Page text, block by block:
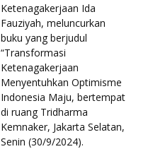
Ketenagakerjaan Ida
Fauziyah, meluncurkan
buku yang berjudul
“Transformasi
Ketenagakerjaan
Menyentuhkan Optimisme
Indonesia Maju, bertempat
di ruang Tridharma
Kemnaker, Jakarta Selatan,
Senin (30/9/2024).